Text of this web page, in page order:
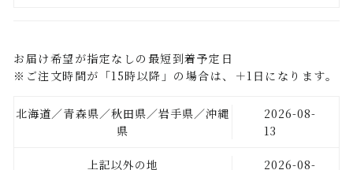
お届け希望が指定なしの最短到着予定日
※ご注文時間が「15時以降」の場合は、＋1日になります。
北海道／青森県／秋田県／岩手県／沖縄
県
2026-08-
13
上記以外の地 2026-08-